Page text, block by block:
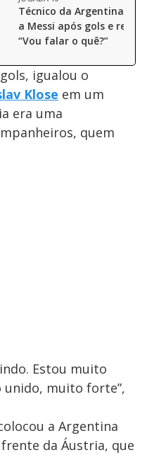
Técnico da Argentina se
a Messi após gols e
“Vou falar o quê?”
igualou o
Klose em um
era uma
quem
Estou muito
muito forte”,
a Argentina
da Áustria, que